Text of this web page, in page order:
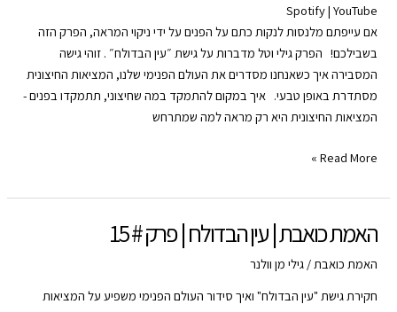
Amazon
Google Play
YouTube
RSS FEED
SHARE
LINK
Spotify| YouTube
אם עייפתם מלנסות לנקות כתם על הפנים על ידי ניקוי המראה, הפרק הזה
בשבילכם! הפרק גילי וטל מדברות על גישת ״עין הבדולח״ . זוהי גישה
המסבירה איך כשאנחנו מסדרים את העולם הפנימי שלנו, המציאות החיצונית
מסתדרת באופן טבעי. איך במקום להתמקד במה שחיצוני, תתמקדו בפנים -
המציאות החיצונית היא רק מראה למה שמתרחש
האמת
עין
|
פרק
15
Read More »
האמת כואבת | עין הבדולח | פרק # 15
האמת כואבת /גילי מן וולנר
חקירת גישת "עין הבדולח" ואיך סידור העולם הפנימי משפיע על המציאות